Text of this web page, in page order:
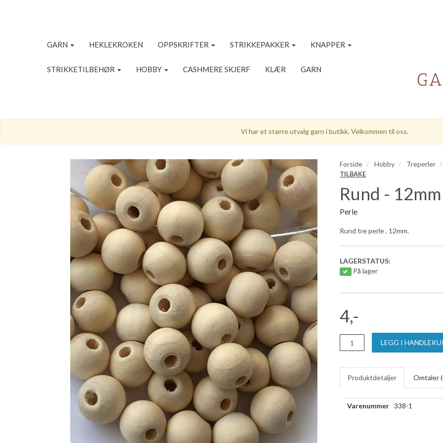
GARN HEKLEKROKEN OPPSKRIFTER STRIKKEPAKKER KNAPPER
STRIKKETILBEHØR HOBBY CASHMERE SKJERF KLÆR GARN
Vi har et større utvalg garn i butikk. Velkommen til oss.
Forside Hobby Treperler
TILBAKE
Rund - 12mm
Perle
Rund tre perle , 12mm.
LAGERSTATUS:
På lager
4,-
LEGG I
Produktdetaljer Omtaler (
Varenummer 338-1